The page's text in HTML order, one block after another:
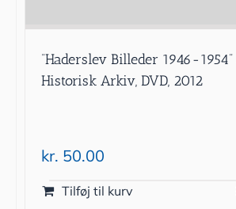
”Haderslev Billeder 1946-
Historisk Arkiv, DVD, 2012
kr. 50.00
Tilføj til kurv